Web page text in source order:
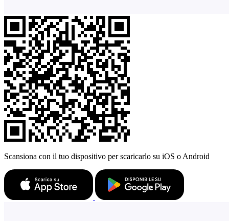
Scansiona con il tuo dispositivo per scaricarlo su iOS o Android